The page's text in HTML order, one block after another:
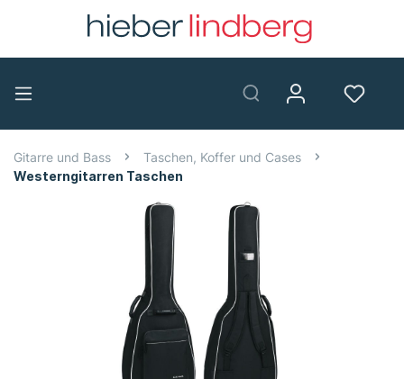
Gitarre und Bass
Taschen, Koffer und Cases
Westerngitarren Taschen